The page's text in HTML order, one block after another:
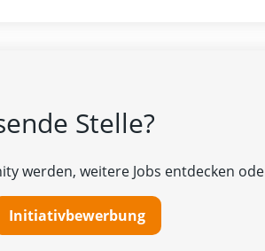
Stelle?
werden, weitere Jobs entdecken
Initiativbewerbung